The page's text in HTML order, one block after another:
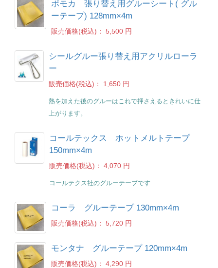
ポモカ 張り替え用グルーシート( グル
ーテープ) 128mm×4m
販売価格(税込)： 5,500 円
シールグルー張り替え用アクリルローラ
ー
販売価格(税込)： 1,650 円
熱を加えた後のグルーはこれで押さえるときれいに仕
上がります。
コールテックス ホットメルトテープ
150mm×4m
販売価格(税込)：4,070 円
コールテクス社のグルーテープです
コーラ グルーテープ 130mm×4m
販売価格(税込)： 5,720 円
モンタナ グルーテープ 120mm×4m
販売価格(税込)： 4,290 円